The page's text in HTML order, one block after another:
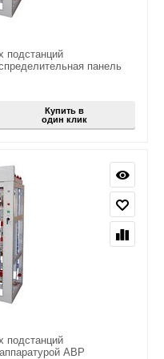
подстанций
панель
Купить в
один клик
подстанций
АВР